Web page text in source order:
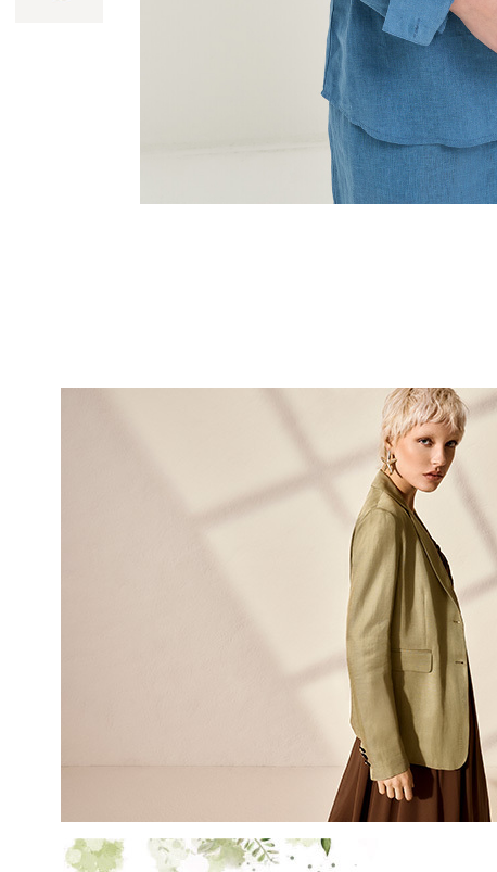
10% DI
sul tuo
Entra nella Community di
ai nostri consigli
Con la creazione del tuo
compreso la nostra Privacy
My Lovely Garden e di
QUESTO SITO È PROTETTO DA
PRIVACY
E TERMINI DI SERVIZIO